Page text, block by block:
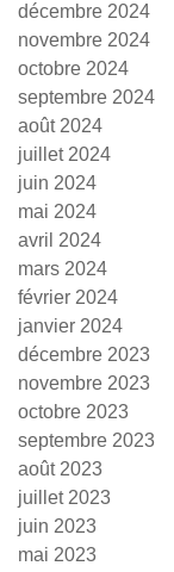
décembre 2024
novembre 2024
octobre 2024
septembre 2024
août 2024
juillet 2024
juin 2024
mai 2024
avril 2024
mars 2024
février 2024
janvier 2024
décembre 2023
novembre 2023
octobre 2023
septembre 2023
août 2023
juillet 2023
juin 2023
mai 2023